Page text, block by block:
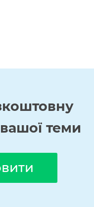
теми